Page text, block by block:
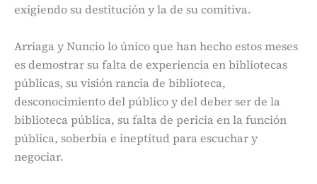
exigiendo su destitución y la de su comitiva.
Arriaga y Nuncio lo único que han hecho estos meses
es demostrar su falta de experiencia en bibliotecas
públicas, su visión rancia de biblioteca,
desconocimiento del público y del deber ser de la
biblioteca pública, su falta de pericia en la función
pública, soberbia e ineptitud para escuchar y
negociar.